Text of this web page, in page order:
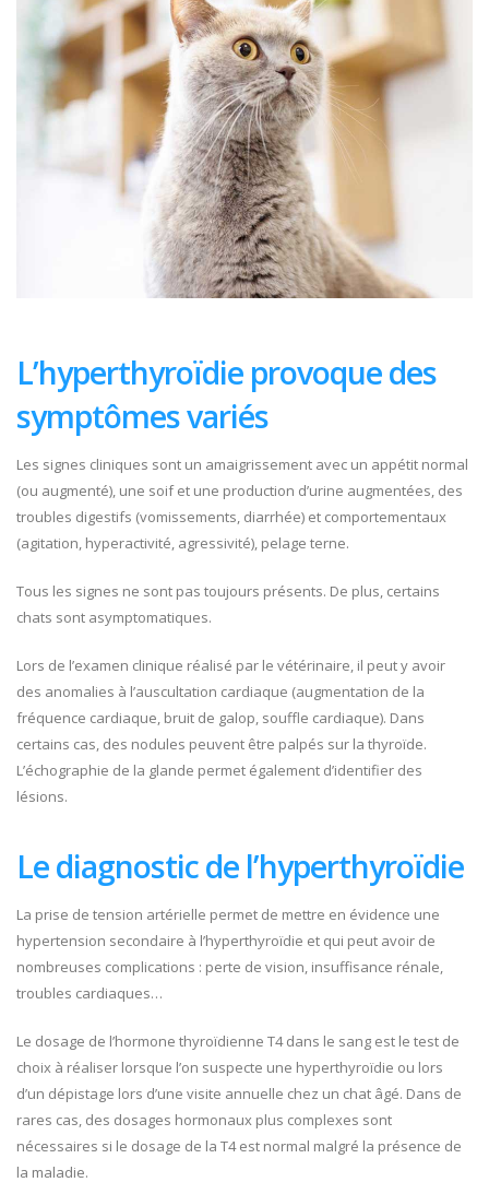
L’hyperthyroïdie provoque des
symptômes variés
Les signes cliniques sont un amaigrissement avec un appétit normal
(ou augmenté), une soif et une production d’urine augmentées, des
troubles digestifs (vomissements, diarrhée) et comportementaux
(agitation, hyperactivité, agressivité), pelage terne.
Tous les signes ne sont pas toujours présents. De plus, certains
chats sont asymptomatiques.
Lors de l’examen clinique réalisé par le vétérinaire, il peut y avoir
des anomalies à l’auscultation cardiaque (augmentation de la
fréquence cardiaque, bruit de galop, souffle cardiaque). Dans
certains cas, des nodules peuvent être palpés sur la thyroïde.
L’échographie de la glande permet également d’identifier des
lésions.
Le diagnostic de l’hyperthyroïdie
La prise de tension artérielle permet de mettre en évidence une
hypertension secondaire à l’hyperthyroïdie et qui peut avoir de
nombreuses complications : perte de vision, insuffisance rénale,
troubles cardiaques…
Le dosage de l’hormone thyroïdienne T4 dans le sang est le test de
choix à réaliser lorsque l’on suspecte une hyperthyroïdie ou lors
d’un dépistage lors d’une visite annuelle chez un chat âgé. Dans de
rares cas, des dosages hormonaux plus complexes sont
nécessaires si le dosage de la T4 est normal malgré la présence de
la maladie.